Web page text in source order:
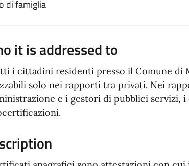
di famiglia
it is addressed to
i cittadini residenti presso il Comune di
solo nei rapporti tra privati. Nei
e i gestori di pubblici servizi,